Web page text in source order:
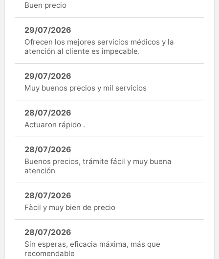
Buen precio
29/07/2026
Ofrecen los mejores servicios médicos y la
atención al cliente es impecable.
29/07/2026
Muy buenos precios y mil servicios
28/07/2026
Actuaron rápido .
28/07/2026
Buenos precios, trámite fácil y muy buena
atención
28/07/2026
Fàcil y muy bien de precio
28/07/2026
Sin esperas, eficacia máxima, más que
recomendable